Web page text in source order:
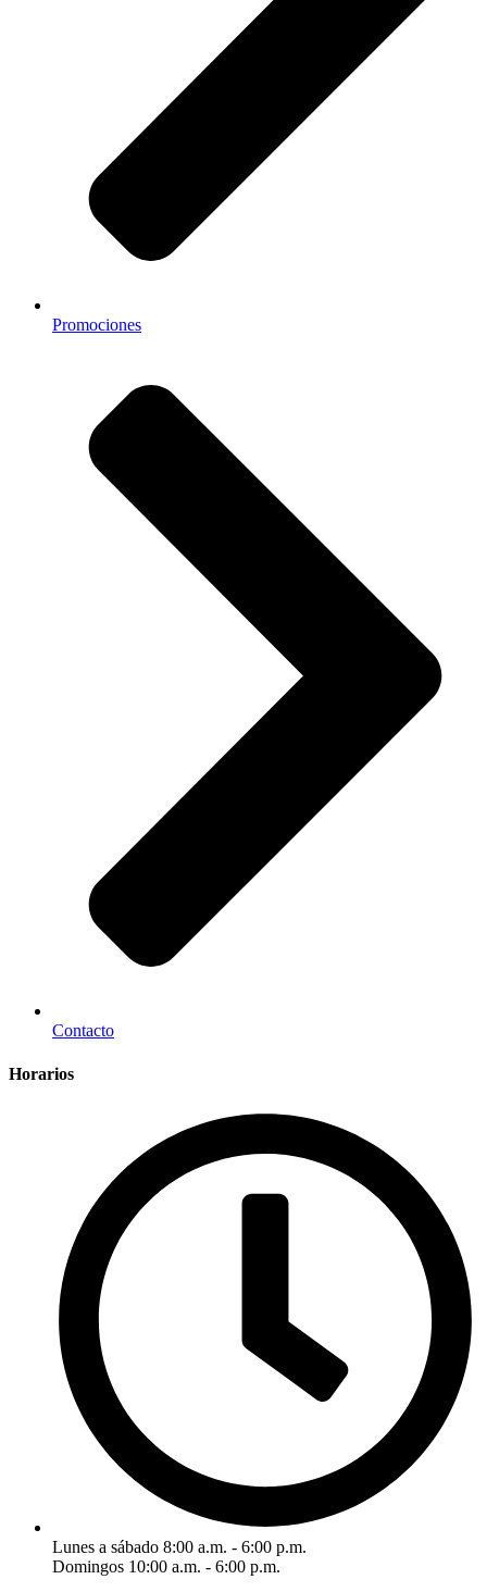
Promociones
Contacto
Horarios
Lunes a sábado 8:00 a.m. - 6:00 p.m.
Domingos 10:00 a.m. - 6:00 p.m.